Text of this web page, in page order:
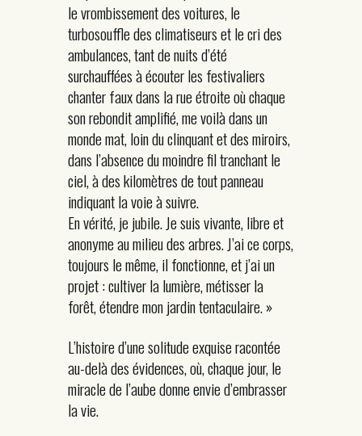
le vrombissement des voitures, le
turbosouffle des climatiseurs et le cri des
ambulances, tant de nuits d’été
surchauffées à écouter les festivaliers
chanter faux dans la rue étroite où chaque
son rebondit amplifié, me voilà dans un
monde mat, loin du clinquant et des miroirs,
dans l’absence du moindre fil tranchant le
ciel, à des kilomètres de tout panneau
indiquant la voie à suivre.
En vérité, je jubile. Je suis vivante, libre et
anonyme au milieu des arbres. J’ai ce corps,
toujours le même, il fonctionne, et j’ai un
projet : cultiver la lumière, métisser la
forêt, étendre mon jardin tentaculaire. »
L’histoire d’une solitude exquise racontée
au-delà des évidences, où, chaque jour, le
miracle de l’aube donne envie d’embrasser
la vie.